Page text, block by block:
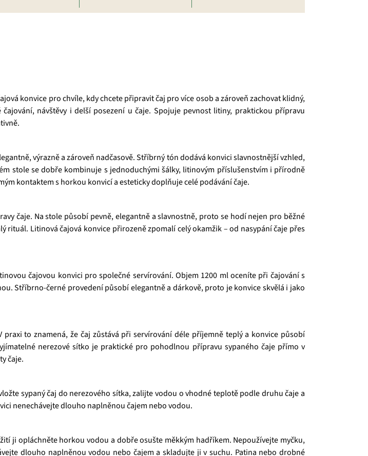
konvice pro chvíle, kdy chcete připravit čaj pro více osob a zároveň zachovat klidný,
návštěvy i delší posezení u čaje. Spojuje pevnost litiny, praktickou přípravu
výrazně a zároveň nadčasově. Stříbrný tón dodává konvici slavnostnější vzhled,
stole se dobře kombinuje s jednoduchými šálky, litinovým příslušenstvím i přírodně
kontaktem s horkou konvicí a esteticky doplňuje celé podávání čaje.
čaje. Na stole působí pevně, elegantně a slavnostně, proto se hodí nejen pro běžné
rituál. Litinová čajová konvice přirozeně zpomalí celý okamžik – od nasypání čaje přes
čajovou konvici pro společné servírování. Objem 1200 ml oceníte při čajování s
Stříbrno-černé provedení působí elegantně a dárkově, proto je konvice skvělá i jako
to znamená, že čaj zůstává při servírování déle příjemně teplý a konvice působí
nerezové sítko je praktické pro pohodlnou přípravu sypaného čaje přímo v
čaje.
sypaný čaj do nerezového sítka, zalijte vodou o vhodné teplotě podle druhu čaje a
nenechávejte dlouho naplněnou čajem nebo vodou.
ji opláchněte horkou vodou a dobře osušte měkkým hadříkem. Nepoužívejte myčku,
dlouho naplněnou vodou nebo čajem a skladujte ji v suchu. Patina nebo drobné